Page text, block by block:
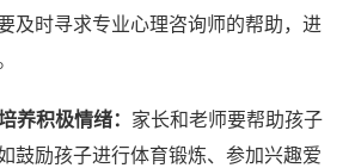
及时寻求专业心理咨询师的帮助，进
养积极情绪： 家长和老师要帮助孩子
鼓励孩子进行体育锻炼、参加兴趣爱